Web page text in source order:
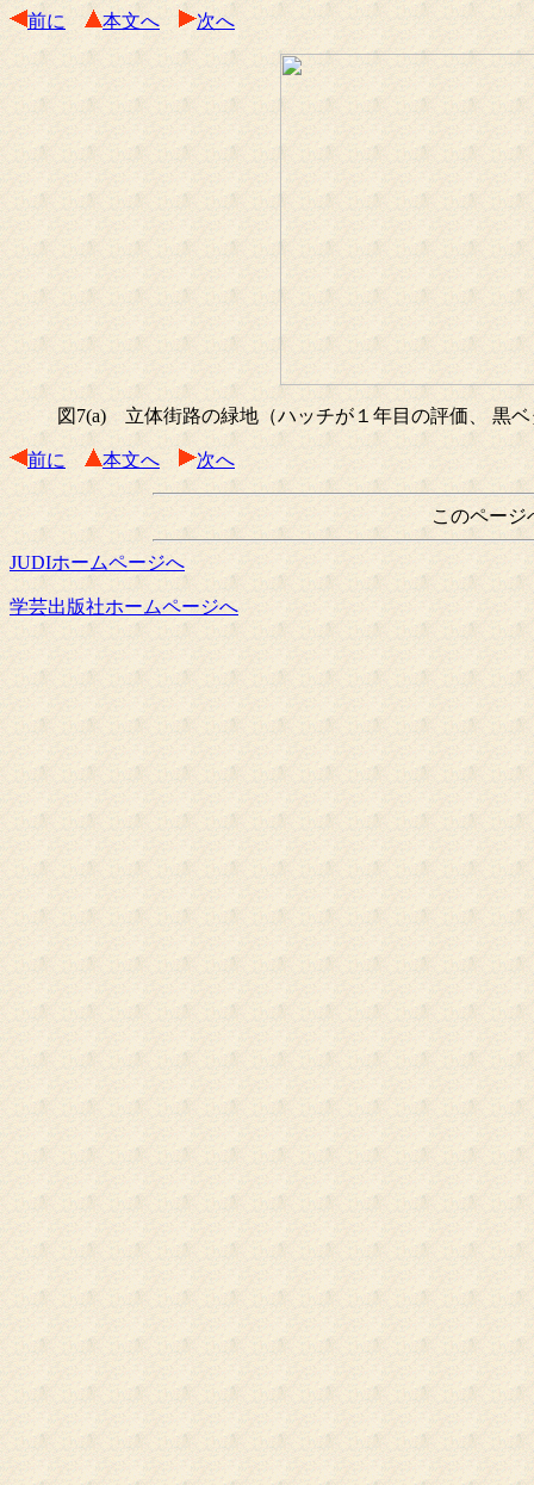
前に 本文へ 次へ
図7(a) 立体街路の緑地（ハッチが１年目の評価、 黒
前に 本文へ 次へ
このページ
JUDIホームページへ
学芸出版社ホームページへ